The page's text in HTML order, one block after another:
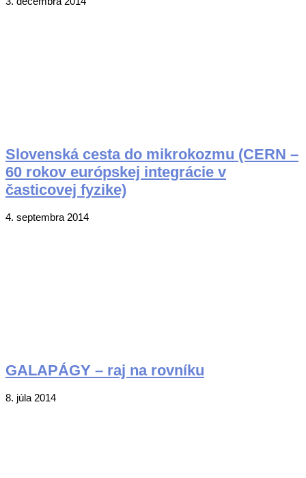
Slovenská cesta do mikrokozmu (CERN –
60 rokov európskej integrácie v
časticovej fyzike)
2014-
4. septembra 2014
GALAPÁGY – raj na rovníku
2014-
8. júla 2014